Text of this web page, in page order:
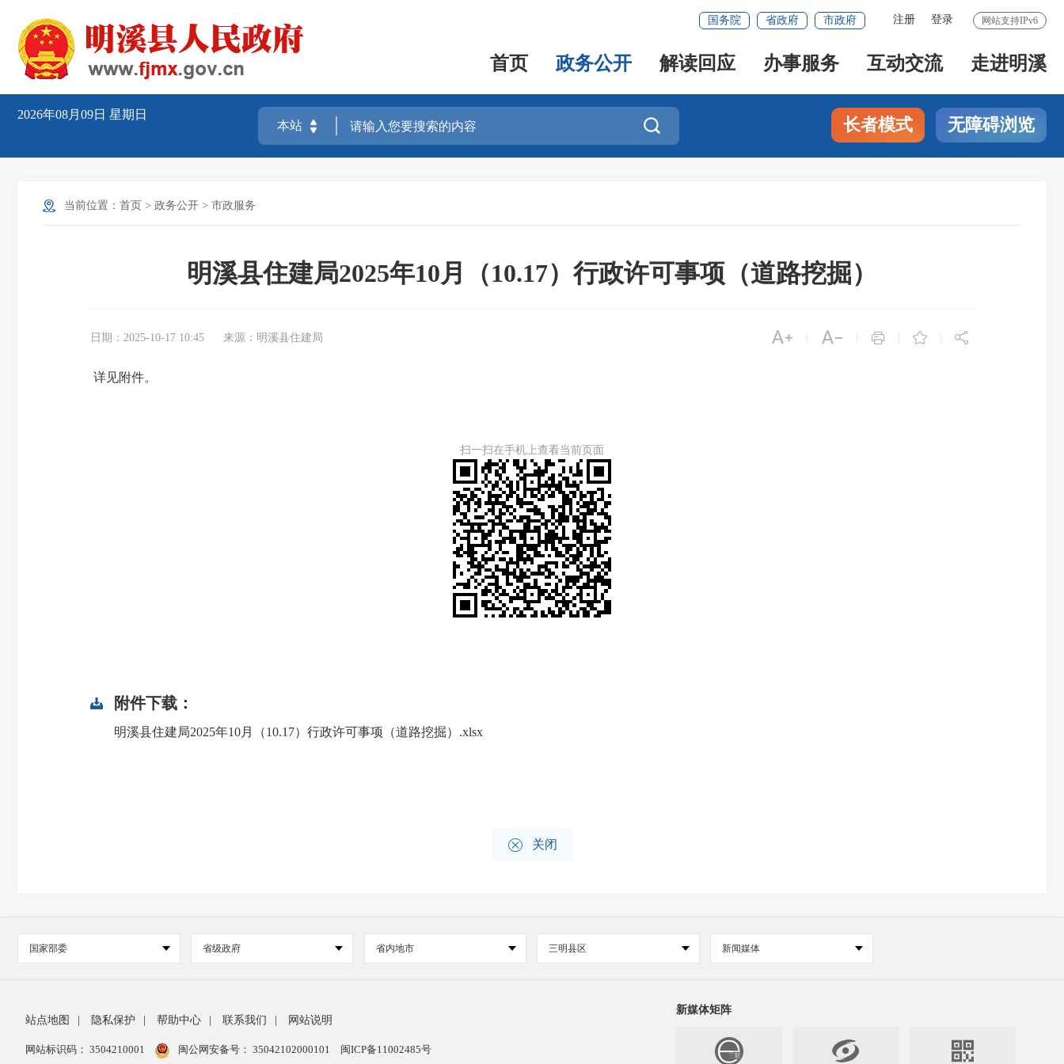
网站支持IPv6
注册 登录
国务院 省政府 市政府
首页 政务公开 解读回应 办事服务 互动交流 走进明溪
2026年08月09日 星期日
 长者模式 无障碍浏览
当前位置： 首页 > 政务公开 > 市政服务
明溪县住建局2025年10月（10.17）行政许可事项（道路挖掘）
日期：2025-10-17 10:45 来源：明溪县住建局     
详见附件。
扫一扫在手机上查看当前页面
附件下载：
明溪县住建局2025年10月（10.17）行政许可事项（道路挖掘）.xlsx
 关闭
国家部委 省级政府 省内地市 三明县区 新闻媒体
站点地图 隐私保护 帮助中心 联系我们 网站说明
网站标识码： 3504210001 闽公网安备号： 35042102000101 闽ICP备11002485号
新媒体矩阵
 